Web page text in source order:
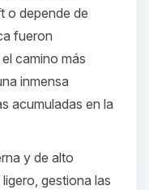
o depende de
fueron
camino más
inmensa
acumuladas en la
y de alto
gestiona las